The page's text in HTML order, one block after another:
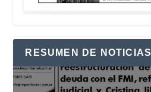
RESUMEN DE NOTICIAS
Reproductor
de